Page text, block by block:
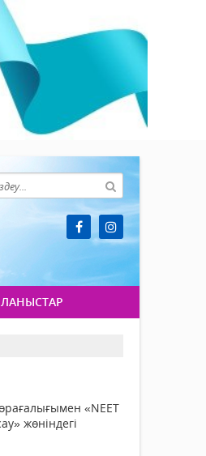
«NEET
жөніндегі